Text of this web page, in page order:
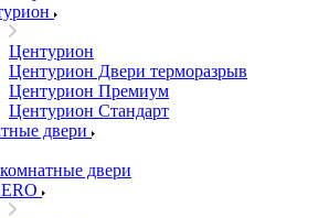
Центурион
Центурион Двери терморазрыв
Центурион Премиум
Центурион Стандарт
двери
двери